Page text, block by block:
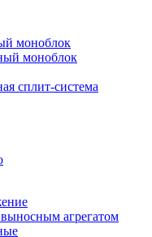
моноблок
моноблок
сплит-система
агрегатом